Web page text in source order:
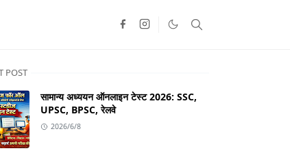
POST
सामान्य अध्ययन ऑनलाइन टेस्ट 2026: SSC,
UPSC, BPSC, रेलवे
2026/6/8